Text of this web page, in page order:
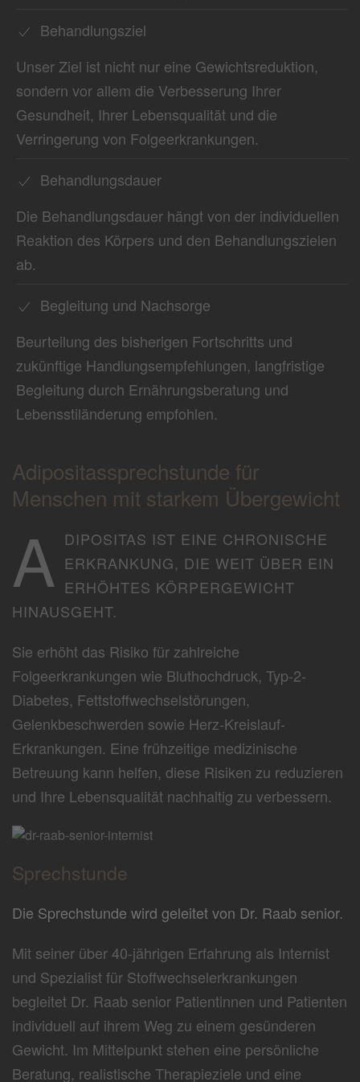
Behandlungsziel
Unser Ziel ist nicht nur eine Gewichtsreduktion,
sondern vor allem die Verbesserung Ihrer
Gesundheit, Ihrer Lebensqualität und die
Verringerung von Folgeerkrankungen.
Behandlungsdauer
Die Behandlungsdauer hängt von der individuellen
Reaktion des Körpers und den Behandlungszielen
ab.
Begleitung und Nachsorge
Beurteilung des bisherigen Fortschritts und
zukünftige Handlungsempfehlungen, langfristige
Begleitung durch Ernährungsberatung und
Lebensstiländerung empfohlen.
Adipositassprechstunde für
Menschen mit starkem Übergewicht
A DIPOSITAS IST EINE CHRONISCHE
ERKRANKUNG, DIE WEIT ÜBER EIN
ERHÖHTES KÖRPERGEWICHT
HINAUSGEHT.
Sie erhöht das Risiko für zahlreiche
Folgeerkrankungen wie Bluthochdruck, Typ-2-
Diabetes, Fettstoffwechselstörungen,
Gelenkbeschwerden sowie Herz-Kreislauf-
Erkrankungen. Eine frühzeitige medizinische
Betreuung kann helfen, diese Risiken zu reduzieren
und Ihre Lebensqualität nachhaltig zu verbessern.
Sprechstunde
Die Sprechstunde wird geleitet von Dr. Raab senior.
Mit seiner über 40-jährigen Erfahrung als Internist
und Spezialist für Stoffwechselerkrankungen
begleitet Dr. Raab senior Patientinnen und Patienten
individuell auf ihrem Weg zu einem gesünderen
Gewicht. Im Mittelpunkt stehen eine persönliche
Beratung, realistische Therapieziele und eine